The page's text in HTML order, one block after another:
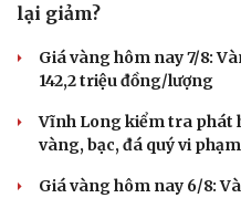
lại giảm?
Giá vàng hôm nay 7/8:
142,2 triệu đồng/lượng
Vĩnh Long kiểm tra phát
vàng, bạc, đá quý vi phạm
Giá vàng hôm nay 6/8: